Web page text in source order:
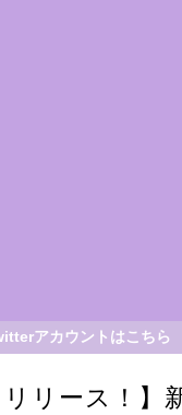
アカウントはこちら
リリース！】